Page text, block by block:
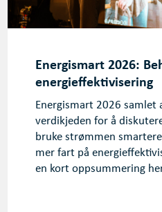
Energismart 2026:
energieffektivisering
Energismart 2026 samlet
verdikjeden for å
bruke strømmen
mer fart på
en kort oppsummering